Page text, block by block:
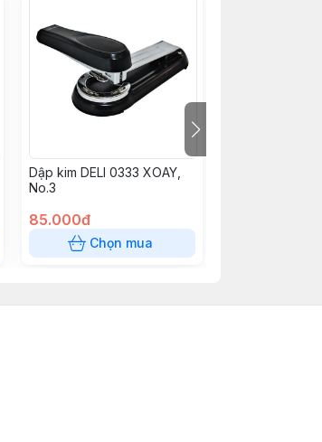
Dập kim DELI 0333 XOAY,
No.3
85.000đ
Chọn mua